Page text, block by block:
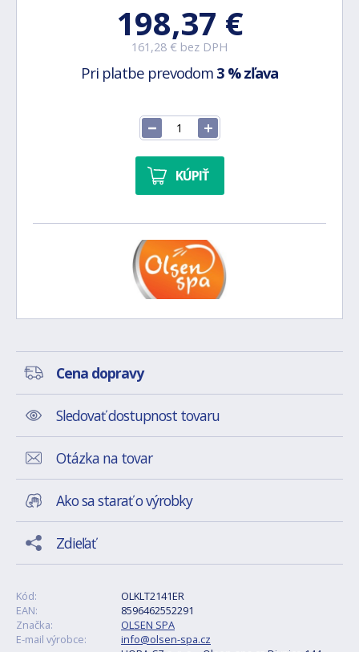
198,37 €
161,28 € bez DPH
Pri platbe prevodom 3 % zľava
KÚPIŤ
Cena dopravy
Sledovať dostupnost tovaru
Otázka na tovar
Ako sa starať o výrobky
Zdieľať
Kód:
OLKLT2141ER
EAN:
8596462552291
Značka:
OLSEN SPA
E-mail výrobce:
info@olsen-spa.cz